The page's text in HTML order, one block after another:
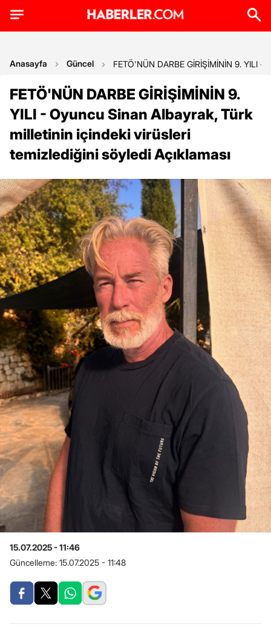
Anasayfa Güncel FETÖ'NÜN DARBE GİRİŞİMİNİN 9. YILI
FETÖ'NÜN DARBE GİRİŞİMİNİN 9.
YILI - Oyuncu Sinan Albayrak, Türk
milletinin içindeki virüsleri
temizlediğini söyledi Açıklaması
15.07.2025 - 11:46
Güncelleme: 15.07.2025 - 11:48